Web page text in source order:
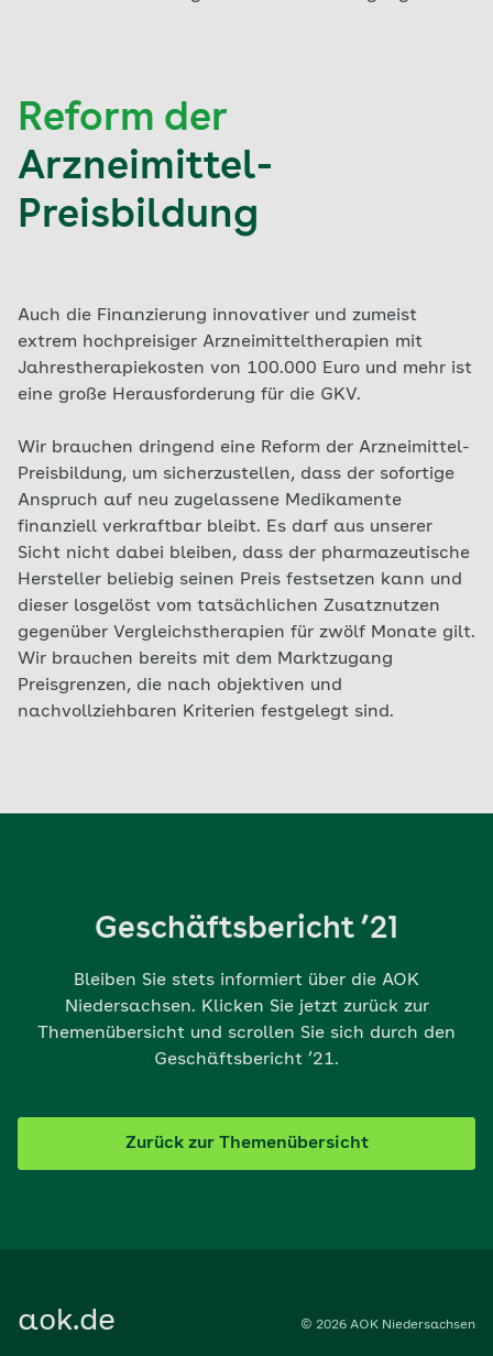
Reform der
Arzneimittel-
Preisbildung
Auch die Finanzierung innovativer und zumeist
extrem hochpreisiger Arzneimitteltherapien mit
Jahrestherapiekosten von 100.000 Euro und mehr ist
eine große Herausforderung für die GKV.
Wir brauchen dringend eine Reform der Arzneimittel-
Preisbildung, um sicherzustellen, dass der sofortige
Anspruch auf neu zugelassene Medikamente
finanziell verkraftbar bleibt. Es darf aus unserer
Sicht nicht dabei bleiben, dass der pharmazeutische
Hersteller beliebig seinen Preis festsetzen kann und
dieser losgelöst vom tatsächlichen Zusatznutzen
gegenüber Vergleichstherapien für zwölf Monate gilt.
Wir brauchen bereits mit dem Marktzugang
Preisgrenzen, die nach objektiven und
nachvollziehbaren Kriterien festgelegt sind.
Geschäftsbericht ’21
Bleiben Sie stets informiert über die AOK
Niedersachsen. Klicken Sie jetzt zurück zur
Themenübersicht und scrollen Sie sich durch den
Geschäftsbericht ’21.
Zurück zur Themenübersicht
aok.de © 2026 AOK Niedersachsen